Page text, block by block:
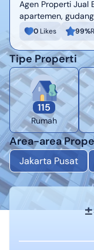
Kec. Cemp.
Jakarta 10510
Agen Properti Jual
apartemen,
0 Likes 99%
Tipe Properti
115
Rumah
Area-area
Jakarta Pusat
±